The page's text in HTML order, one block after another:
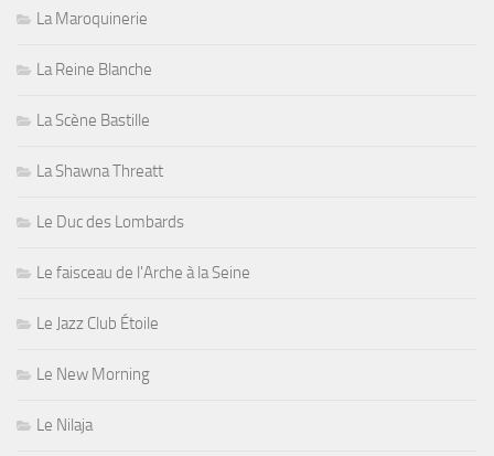
La Maroquinerie
La Reine Blanche
La Scène Bastille
La Shawna Threatt
Le Duc des Lombards
Le faisceau de l'Arche à la Seine
Le Jazz Club Étoile
Le New Morning
Le Nilaja